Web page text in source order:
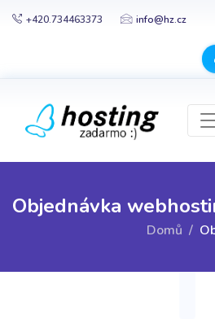
+420.734463373 info@hz.cz
Objednávka
Domů